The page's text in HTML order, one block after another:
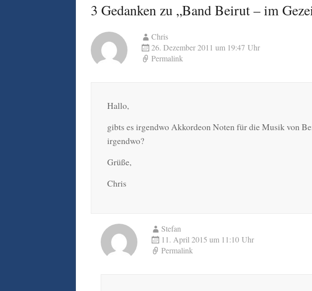
3 Gedanken zu „Band Beirut – im
Chris
26. Dezember 2011 um 19:47 Uhr
Permalink
Hallo,
gibts es irgendwo Akkordeon Noten für die Musik von
irgendwo?
Grüße,
Chris
Stefan
11. April 2015 um 11:10 Uhr
Permalink